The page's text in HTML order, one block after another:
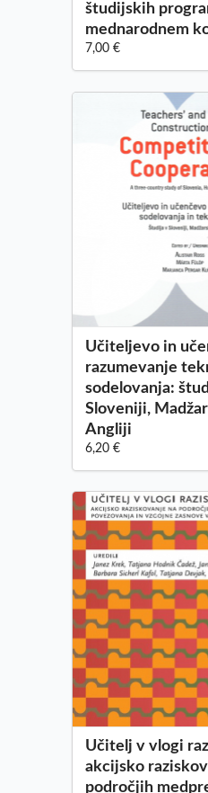
študijskih
mednarodnem
7,00 €
Učiteljevo in
razumevanje
sodelovanja:
Sloveniji,
Angliji
6,20 €
Učitelj v vlogi
akcijsko
področjih